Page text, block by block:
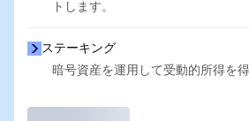
トします。
ステーキング
暗号資産を運用して受動的所得を得